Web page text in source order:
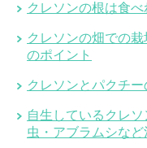
クレソンの根は食
クレソンの畑での
のポイント
クレソンとパクチー
自生しているクレ
虫・アブラムシな